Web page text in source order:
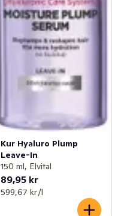
Kur Hyaluro Plump
Leave-In
150 ml, Elvital
89,95 kr
599,67 kr /l